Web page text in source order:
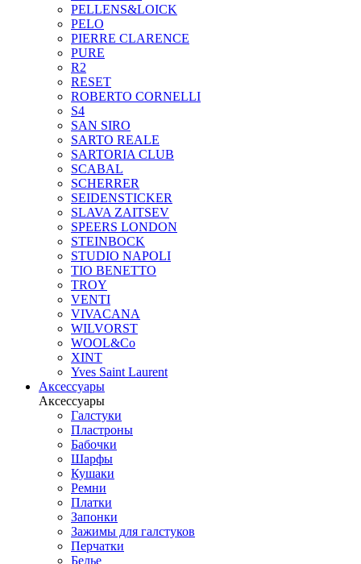
PELLENS&LOICK
PELO
PIERRE CLARENCE
PURE
R2
RESET
ROBERTO CORNELLI
S4
SAN SIRO
SARTO REALE
SARTORIA CLUB
SCABAL
SCHERRER
SEIDENSTICKER
SLAVA ZAITSEV
SPEERS LONDON
STEINBOCK
STUDIO NAPOLI
TIO BENETTO
TROY
VENTI
VIVACANA
WILVORST
WOOL&Co
XINT
Yves Saint Laurent
Аксессуары
Аксессуары
Галстуки
Пластроны
Бабочки
Шарфы
Кушаки
Ремни
Платки
Запонки
Зажимы для галстуков
Перчатки
Белье